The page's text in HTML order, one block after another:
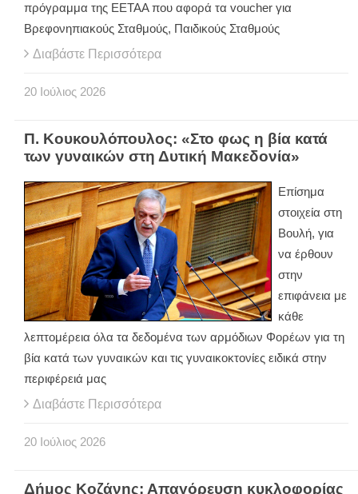
πρόγραμμα της ΕΕΤΑΑ που αφορά τα voucher για
Βρεφονηπιακούς Σταθμούς, Παιδικούς Σταθμούς
Διαβάστε Περισσότερα
20 Ιούλιος 2026
Π. Κουκουλόπουλος: «Στο φως η βία κατά
των γυναικών στη Δυτική Μακεδονία»
Επίσημα
στοιχεία στη
Βουλή, για
να έρθουν
στην
επιφάνεια με
κάθε
λεπτομέρεια όλα τα δεδομένα των αρμόδιων Φορέων για τη
βία κατά των γυναικών και τις γυναικοκτονίες ειδικά στην
περιφέρειά μας
Διαβάστε Περισσότερα
20 Ιούλιος 2026
Δήμος Κοζάνης: Απαγόρευση κυκλοφορίας